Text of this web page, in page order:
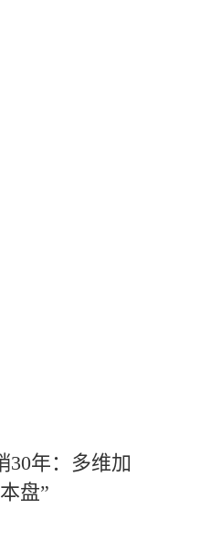
30年：多维加
盘”